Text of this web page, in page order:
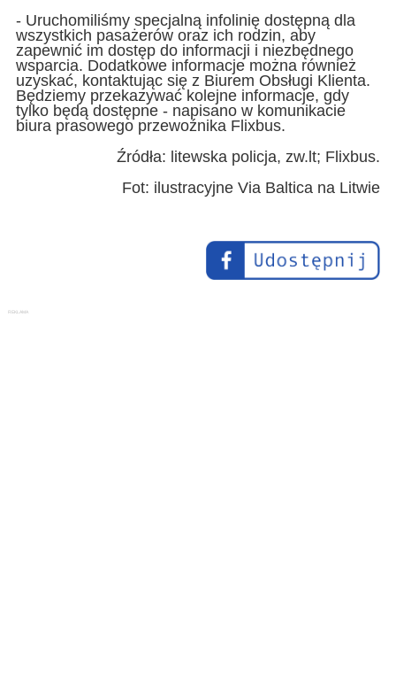
- Uruchomiliśmy specjalną infolinię dostępną dla
wszystkich pasażerów oraz ich rodzin, aby
zapewnić im dostęp do informacji i niezbędnego
wsparcia. Dodatkowe informacje można również
uzyskać, kontaktując się z Biurem Obsługi Klienta.
Będziemy przekazywać kolejne informacje, gdy
tylko będą dostępne - napisano w komunikacie
biura prasowego przewoźnika Flixbus.
Źródła: litewska policja, zw.lt; Flixbus.
Fot: ilustracyjne Via Baltica na Litwie